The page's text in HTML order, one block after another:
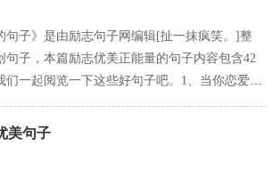
句子》是由励志句子网编辑[扯一抹疯笑。]整
句子，本篇励志优美正能量的句子内容包含42
们一起阅览一下这些好句子吧。1、当你恋爱的
望去和这个人融合。这已经不是爱情的问题
快感，你的思维活动完全没有了。因为我们在
美句子